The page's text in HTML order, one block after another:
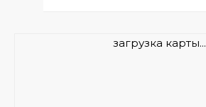
загрузка карты...